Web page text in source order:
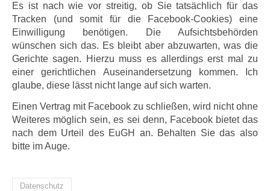
Es ist nach wie vor streitig, ob Sie tatsächlich für das
Tracken (und somit für die Facebook-Cookies) eine
Einwilligung benötigen. Die Aufsichtsbehörden
wünschen sich das. Es bleibt aber abzuwarten, was die
Gerichte sagen. Hierzu muss es allerdings erst mal zu
einer gerichtlichen Auseinandersetzung kommen. Ich
glaube, diese lässt nicht lange auf sich warten.
Einen Vertrag mit Facebook zu schließen, wird nicht ohne
Weiteres möglich sein, es sei denn, Facebook bietet das
nach dem Urteil des EuGH an. Behalten Sie das also
bitte im Auge.
Datenschutz